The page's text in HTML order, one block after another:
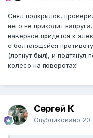
Снял подкрылок,
него не приходит
наверное придется к
с болтающейся
(лопнут был), и подтянул
колесо на поворотах!
Сергей К
Опубликовано 20